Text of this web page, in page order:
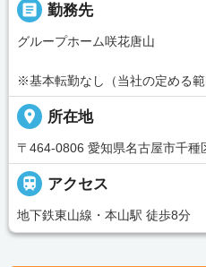
_pin
勤務先
グループホーム咲花唐山
※基本転勤なし（当社の定める範
place 所在地
〒464-0806 愛知県名古屋市千種
 アクセス
地下鉄東山線・本山駅 徒歩8分